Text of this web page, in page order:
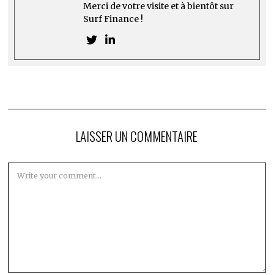
Merci de votre visite et à bientôt sur
Surf Finance !
LAISSER UN COMMENTAIRE